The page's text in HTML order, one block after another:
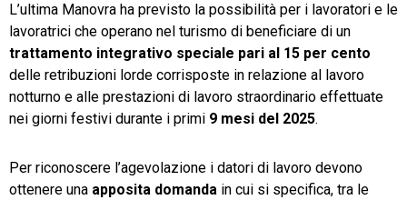
L’ultima Manovra ha previsto la possibilità per i lavoratori e le
lavoratrici che operano nel turismo di beneficiare di un
trattamento integrativo speciale pari al 15 per cento
delle retribuzioni lorde corrisposte in relazione al lavoro
notturno e alle prestazioni di lavoro straordinario effettuate
nei giorni festivi durante i primi 9 mesi del 2025.
Per riconoscere l’agevolazione i datori di lavoro devono
ottenere una apposita domanda in cui si specifica, tra le